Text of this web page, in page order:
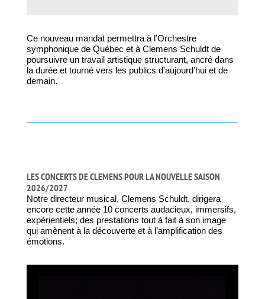
Ce nouveau mandat permettra à l’Orchestre
symphonique de Québec et à Clemens Schuldt de
poursuivre un travail artistique structurant, ancré dans
la durée et tourné vers les publics d’aujourd’hui et de
demain.
LES CONCERTS DE CLEMENS POUR LA NOUVELLE SAISON
2026/2027
Notre directeur musical, Clemens Schuldt, dirigera
encore cette année 10 concerts audacieux, immersifs,
expérientiels; des prestations tout à fait à son image
qui amènent à la découverte et à l’amplification des
émotions.